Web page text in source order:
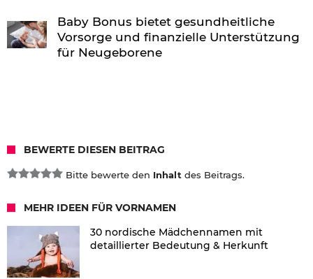
Baby Bonus bietet gesundheitliche
Vorsorge und finanzielle Unterstützung
für Neugeborene
BEWERTE DIESEN BEITRAG
Bitte bewerte den Inhalt des Beitrags.
MEHR IDEEN FÜR VORNAMEN
30 nordische Mädchennamen mit
detaillierter Bedeutung & Herkunft